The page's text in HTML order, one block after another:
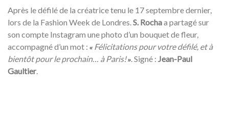
Après le défilé de la créatrice tenu le 17 septembre dernier,
lors de la Fashion Week de Londres.S. Rochaa partagé sur
son compte Instagram une photo d’un bouquet de fleur,
accompagné d’un mot : « Félicitations pour votre défilé, et à
bientôt pour le prochain… à Paris!». Signé : Jean-Paul
Gaultier.